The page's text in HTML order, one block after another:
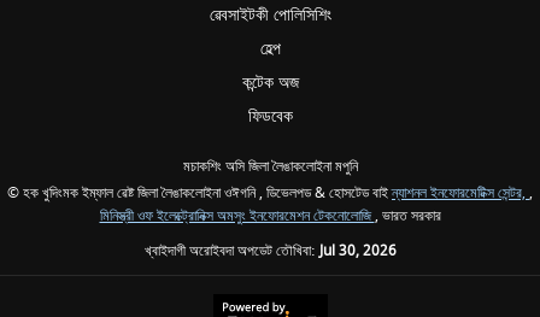
ৱেবসাইটকী পোলিসিশিং
হেল্প
কন্টেক অজ
ফিডবেক
মচাকশিং অসি জিলা লৈঙাকলোইনা মপুনি
© হক খুদিংমক ইম্ফাল ৱেষ্ট জিলা লৈঙাকলোইনা ওঈগনি , ডিভেলপড & হোসটেড বাইন্যাশনল ইনফোরমেটিক্স সেন্টর, ,
মিনিস্ত্রী ওফ ইলেক্ট্রোনিক্স অমসুং ইনফোরমেশন টেকনোলোজি, ভারত সরকার
খ্বাইদাগী অরোইবদা অপডেট তৌখিবা:Jul 30, 2026